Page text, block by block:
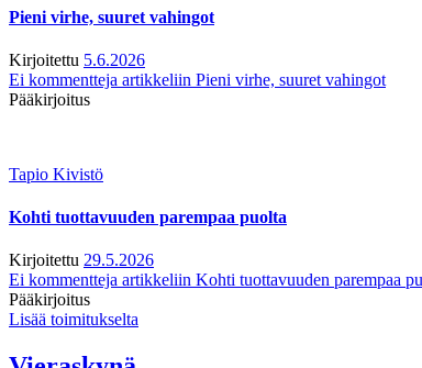
Pieni virhe, suuret vahingot
Kirjoitettu 5.6.2026
Ei kommentteja artikkeliin Pieni virhe, suuret vahingot
Pääkirjoitus
Tapio Kivistö
Kohti tuottavuuden parempaa puolta
Kirjoitettu 29.5.2026
Ei kommentteja artikkeliin Kohti tuottavuuden parempaa
Pääkirjoitus
Lisää toimitukselta